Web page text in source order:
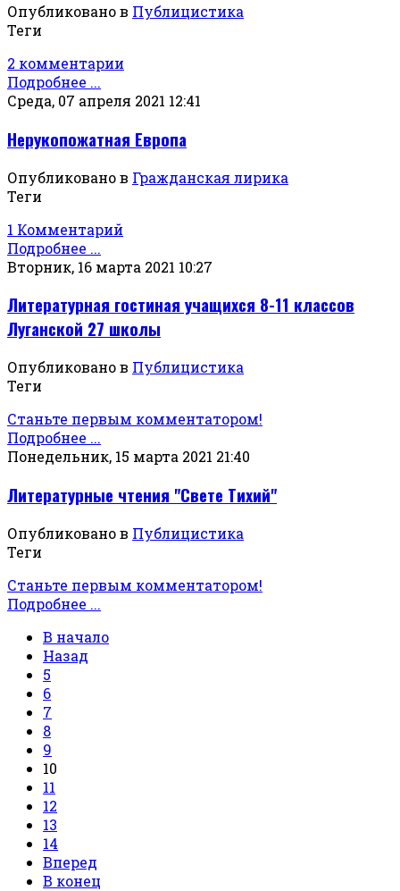
Опубликовано в Публицистика
Теги
2 комментарии
Подробнее ...
Среда, 07 апреля 2021 12:41
Нерукопожатная Европа
Опубликовано в Гражданская лирика
Теги
1 Комментарий
Подробнее ...
Вторник, 16 марта 2021 10:27
Литературная гостиная учащихся 8-11 классов
Луганской 27 школы
Опубликовано в Публицистика
Теги
Станьте первым комментатором!
Подробнее ...
Понедельник, 15 марта 2021 21:40
Литературные чтения "Свете Тихий"
Опубликовано в Публицистика
Теги
Станьте первым комментатором!
Подробнее ...
В начало
Назад
5
6
7
8
9
10
11
12
13
14
Вперед
В конец